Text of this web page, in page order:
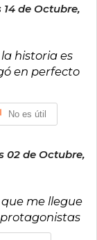
14 de Octubre,
historia es
en perfecto
No es útil
02 de Octubre,
me llegue